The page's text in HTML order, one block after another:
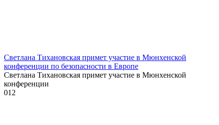
Светлана Тихановская примет участие в Мюнхенской
конференции по безопасности в Европе
Светлана Тихановская примет участие в Мюнхенской
конференции
012